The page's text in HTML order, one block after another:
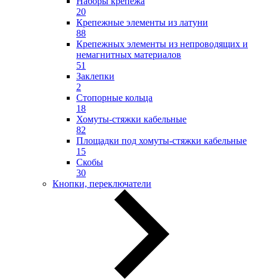
20
Крепежные элементы из латуни
88
Крепежных элементы из непроводящих и
немагнитных материалов
51
Заклепки
2
Стопорные кольца
18
Хомуты-стяжки кабельные
82
Площадки под хомуты-стяжки кабельные
15
Скобы
30
Кнопки, переключатели